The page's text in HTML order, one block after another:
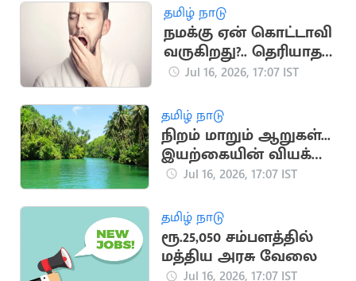
தமிழ் நாடு
நமக்கு ஏன் கொட்டாவி
வருகிறது?.. தெரியாத
சுவாரஸ்ய
Jul 16, 2026, 17:07 IST
தமிழ் நாடு
நிறம் மாறும் ஆறுகள்...
இயற்கையின் வியக்க
வைக்கும்
Jul 16, 2026, 17:07 IST
தமிழ் நாடு
ரூ.25,050 சம்பளத்தில்
மத்திய அரசு வேலை
Jul 16, 2026, 17:07 IST